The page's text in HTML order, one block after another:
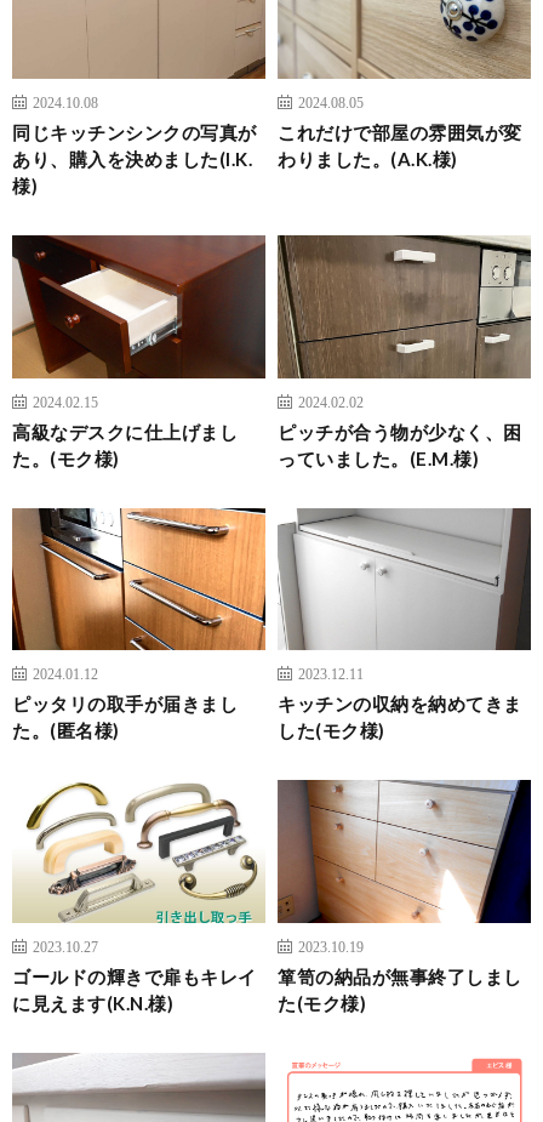
2024.10.08
同じキッチンシンクの写真が
あり、購入を決めました(I.K.
様)
2024.08.05
これだけで部屋の雰囲気が変
わりました。(A.K.様)
2024.02.15
高級なデスクに仕上げまし
た。(モク様)
2024.02.02
ピッチが合う物が少なく、困
っていました。(E.M.様)
2024.01.12
ピッタリの取手が届きまし
た。(匿名様)
2023.12.11
キッチンの収納を納めてきま
した(モク様)
2023.10.27
ゴールドの輝きで扉もキレイ
に見えます(K.N.様)
2023.10.19
箪笥の納品が無事終了しまし
た(モク様)